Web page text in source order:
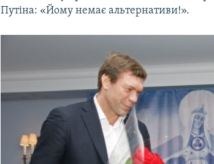
Путіна: «Йому немає альтернативи!».